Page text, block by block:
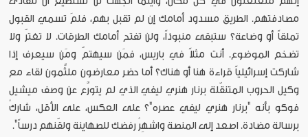
مصادفتهم. الطريق مسدود أمامك إن لم تقبل بهم، فلمَ تسمي القبول
تملقاً أو وضاعة؟ ستبقى منبوذاً، ولن تفتح أمامك الطرقات. لا تغترّ ولا
تضخم الموضوع. أنت مثلاً في باريس، فمَن سيهتمّ ومَن سيعرف إذا
شاركت إسرائيلياً قراءة هنا أو هناك؟ أما حضر معارضون ملثَّمون لقاء مع
وكيل الحروب المتنقّلة برنار هنري ليفي الذي لم يتورَّع عن وصف ميشيل
فوكو بأنه "برنار هنري ليفي عصره"؟ على العكس، على الأقل، شاركْ
برسالة مضادة. اصعد إلى المنصة واشهِرْ رفضك للصهاينة ولقّنهم درساً".